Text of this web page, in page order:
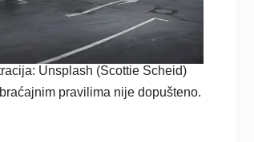
Unsplash (Scottie Scheid)
pravilima nije dopušteno.